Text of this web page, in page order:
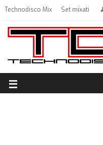
Technodisco Mix Set mixati